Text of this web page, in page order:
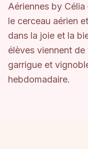
Aériennes by
le cerceau aérien
dans la joie et la
élèves viennent
garrigue et
hebdomadaire.